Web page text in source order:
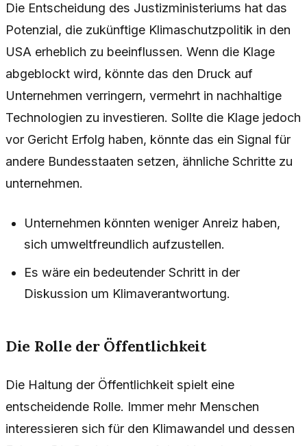
Die Entscheidung des Justizministeriums hat das
Potenzial, die zukünftige Klimaschutzpolitik in den
USA erheblich zu beeinflussen. Wenn die Klage
abgeblockt wird, könnte das den Druck auf
Unternehmen verringern, vermehrt in nachhaltige
Technologien zu investieren. Sollte die Klage jedoch
vor Gericht Erfolg haben, könnte das ein Signal für
andere Bundesstaaten setzen, ähnliche Schritte zu
unternehmen.
Unternehmen könnten weniger Anreiz haben,
sich umweltfreundlich aufzustellen.
Es wäre ein bedeutender Schritt in der
Diskussion um Klimaverantwortung.
Die Rolle der Öffentlichkeit
Die Haltung der Öffentlichkeit spielt eine
entscheidende Rolle. Immer mehr Menschen
interessieren sich für den Klimawandel und dessen